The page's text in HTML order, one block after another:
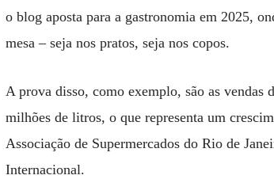
o blog aposta para a gastronomia em 2025,
mesa – seja nos pratos, seja nos copos.
A prova disso, como exemplo, são as vendas
milhões de litros, o que representa um
Associação de Supermercados do Rio de
Internacional.